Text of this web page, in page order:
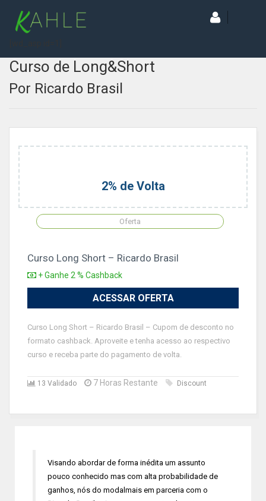
Curso de Long&Short
Por Ricardo Brasil
2% de Volta
Oferta
Curso Long Short – Ricardo Brasil
+ Ganhe 2 % Cashback
ACESSAR OFERTA
Curso Long Short – Ricardo Brasil – Cupom de desconto no
formato cashback. Aproveite e tenha acesso ao respectivo
curso e receba parte do pagamento de volta.
13 Validado 7 Horas Restante Discount
Visando abordar de forma inédita um assunto
pouco conhecido mas com alta probabilidade de
ganhos, nós do modalmais em parceria com o